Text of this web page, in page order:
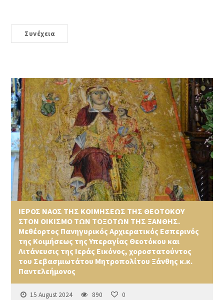
Συνέχεια
ΙΕΡΟΣ ΝΑΟΣ ΤΗΣ ΚΟΙΜΗΣΕΩΣ ΤΗΣ ΘΕΟΤΟΚΟΥ
ΣΤΟΝ ΟΙΚΙΣΜΟ ΤΩΝ ΤΟΞΟΤΩΝ ΤΗΣ ΞΑΝΘΗΣ.
Μεθέορτος Πανηγυρικός Αρχιερατικός Εσπερινός
της Κοιμήσεως της Υπεραγίας Θεοτόκου και
Λιτάνευσις της Ιεράς Εικόνος, χοροστατούντος
του Σεβασμιωτάτου Μητροπολίτου Ξάνθης κ.κ.
Παντελεήμονος
15 August 2024 890
0